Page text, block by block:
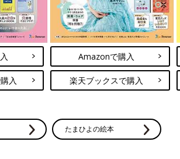
入
Amazonで購入
楽天ブックスで購入
たまひよの絵本